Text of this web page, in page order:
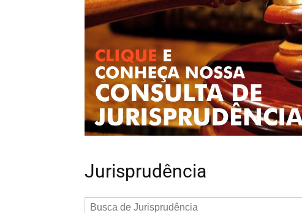
Jurisprudência